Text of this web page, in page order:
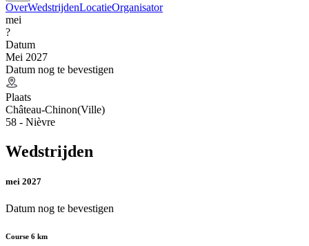
OverWedstrijdenLocatieOrganisator
mei
?
Datum
Mei 2027
Datum nog te bevestigen
Plaats
Château-Chinon(Ville)
58 - Nièvre
Wedstrijden
mei 2027
Datum nog te bevestigen
Course 6 km